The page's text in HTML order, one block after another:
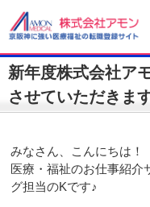
新年度株式会社ア
させていただきま
みなさん、こんにちは！
医療・福祉のお仕事紹介
グ担当のKです♪